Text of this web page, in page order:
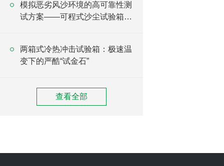
模拟恶劣风沙环境的高可靠性测
试方案——可程式沙尘试验箱详
两箱式冷热冲击试验箱：极速温
变下的严酷“试金石”
查看全部